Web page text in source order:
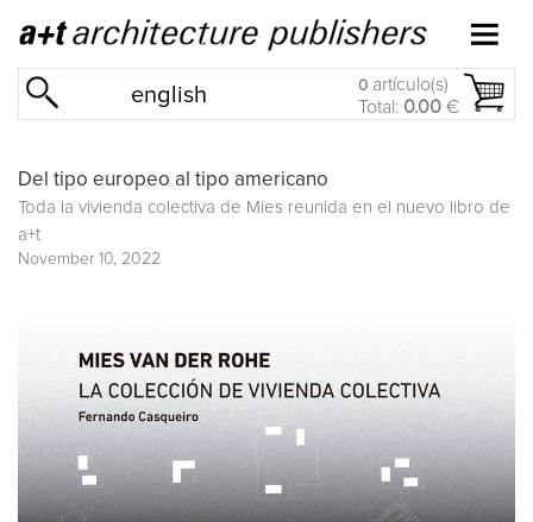
english 0 artículo(s)
Total: 0.00 €
Del tipo europeo al tipo americano
Toda la vivienda colectiva de Mies reunida en el nuevo libro de
a+t
November 10, 2022